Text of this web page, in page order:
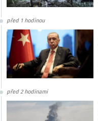
před 1 hodinou
před 2 hodinami